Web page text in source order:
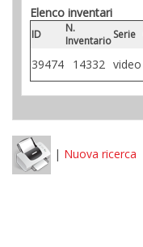
Elenco inventari
ID
N.
InventarioSerie
39474 14332 video
| Nuova ricerca